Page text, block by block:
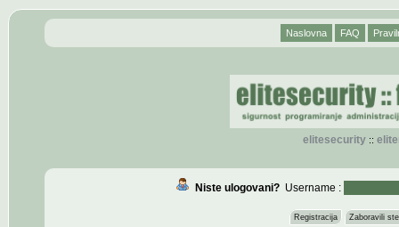
Naslovna FAQ
elitesecurity::
Niste ulogovani?Username :
Registracija Zaboravili